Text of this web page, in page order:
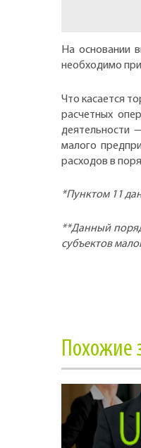
На основании
необходимо
Что касается
расчетных
деятельности
малого
расходов в
*Пунктом 11
**Данный
субъектов
Похожие